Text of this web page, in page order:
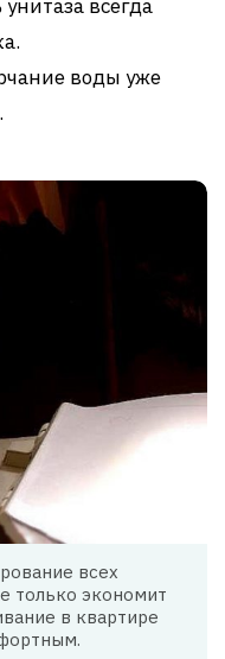
всегда
воды уже
всех
только экономит
в квартире